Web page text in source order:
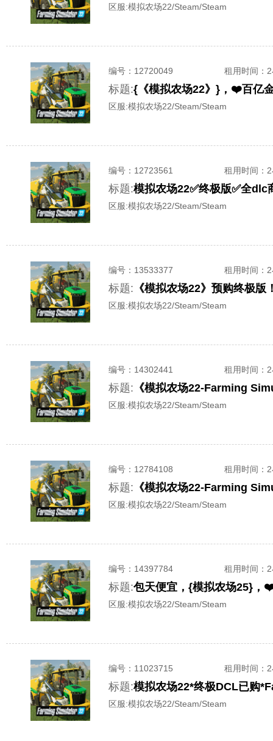
区服:模拟农场22/Steam/Steam
编号： 12720049 租用时间 ：
标题:{《模拟农场22》}，❤️百亿
区服:模拟农场22/Steam/Steam
编号： 12723561 租用时间 ：
标题:模拟农场22✅终极版✅全dlc
区服:模拟农场22/Steam/Steam
编号： 13533377 租用时间 ：
标题: 《模拟农场22》预购终极
区服:模拟农场22/Steam/Steam
编号： 14302441 租用时间 ：
标题: 《模拟农场22-Farming
区服:模拟农场22/Steam/Steam
编号： 12784108 租用时间 ：
标题: 《模拟农场22-Farming
区服:模拟农场22/Steam/Steam
编号： 14397784 租用时间 ：
标题:包天便宜，{模拟农场25}
区服:模拟农场22/Steam/Steam
编号： 11023715 租用时间 ：
标题:模拟农场22*终极DCL已购
区服:模拟农场22/Steam/Steam